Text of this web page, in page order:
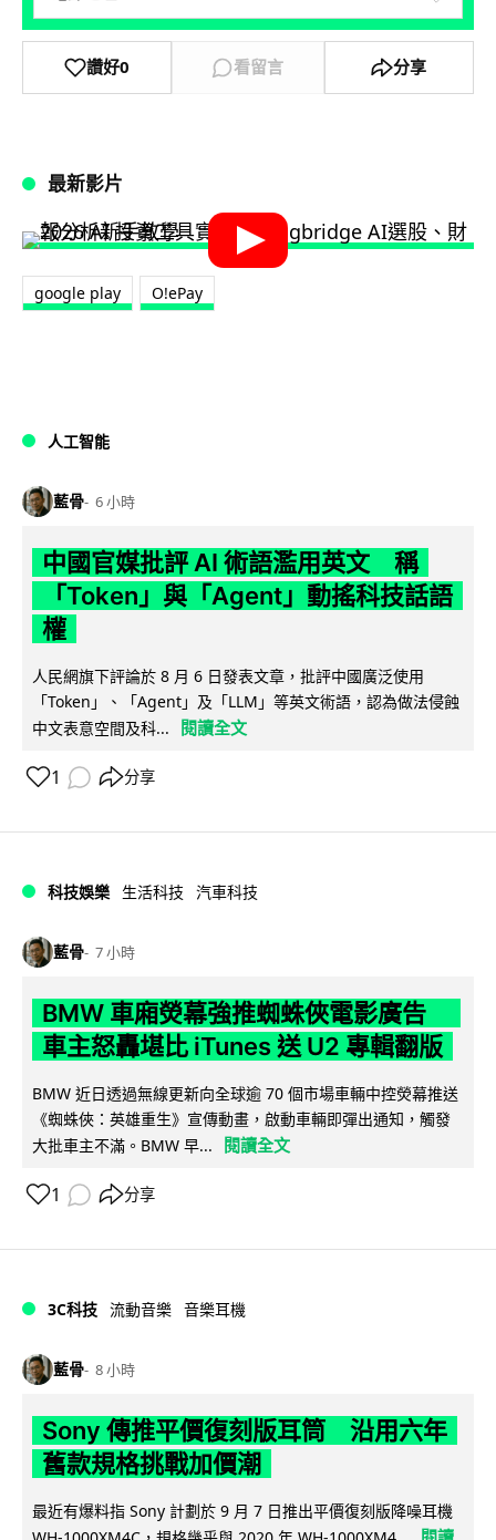
讚好0 看留言 分享
最新影片
google play O!ePay
人工智能
藍骨 6 小時
中國官媒批評 AI 術語濫用英文 稱
「Token」與「Agent」動搖科技話語
權
人民網旗下評論於 8 月 6 日發表文章，批評中國廣泛使用
「Token」、「Agent」及「LLM」等英文術語，認為做法侵蝕
中文表意空間及科...
閱讀全文
1 分享
科技娛樂 生活科技 汽車科技
藍骨 7 小時
BMW 車廂熒幕強推蜘蛛俠電影廣告
車主怒轟堪比 iTunes 送 U2 專輯翻版
BMW 近日透過無線更新向全球逾 70 個市場車輛中控熒幕推送
《蜘蛛俠：英雄重生》宣傳動畫，啟動車輛即彈出通知，觸發
大批車主不滿。BMW 早...
閱讀全文
1 分享
3C科技 流動音樂 音樂耳機
藍骨 8 小時
Sony 傳推平價復刻版耳筒 沿用六年
舊款規格挑戰加價潮
最近有爆料指 Sony 計劃於 9 月 7 日推出平價復刻版降噪耳機